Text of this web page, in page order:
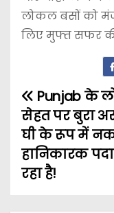
लोकल बसों को
लिए मुफ्त सफर
Punjab के
सेहत पर बुरा
घी के रूप में
हानिकारक
रहा है!